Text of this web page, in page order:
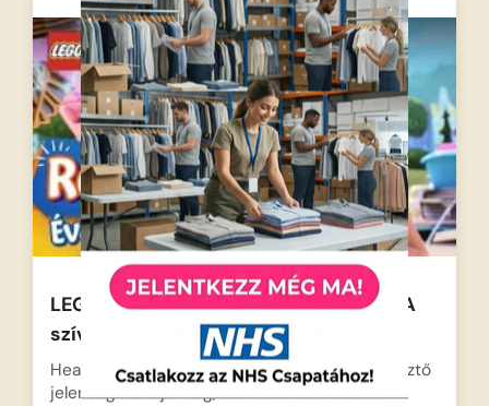
LEGO Friends – Lányok bevetésen – A
szívtelen szörnyeteg
Heartlake City nyugalmát egy rejtélyes és ijesztő
jelenség zavarja meg,…